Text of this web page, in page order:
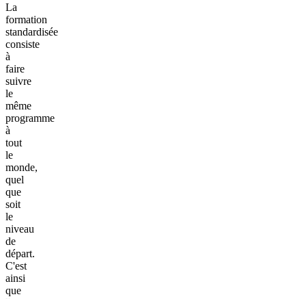
La
formation
standardisée
consiste
à
faire
suivre
le
même
programme
à
tout
le
monde,
quel
que
soit
le
niveau
de
départ.
C'est
ainsi
que